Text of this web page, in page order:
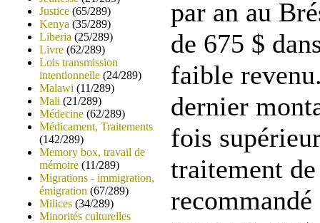
Justice (65/289)
Kenya (35/289)
Liberia (25/289)
Livre (62/289)
Lois transmission
intentionnelle (24/289)
Malawi (11/289)
Mali (21/289)
Médecine (62/289)
Médicament, Traitements
(142/289)
Memory box, travail de
mémoire (11/289)
Migrations - immigration,
émigration (67/289)
Milices (34/289)
Minorités culturelles
par an au
de 675 $
faible
dernier
fois
traitement